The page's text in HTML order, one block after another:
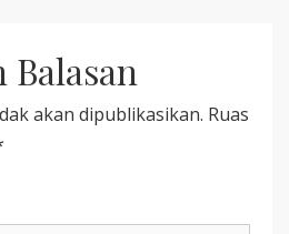
akan dipublikasikan. Ruas